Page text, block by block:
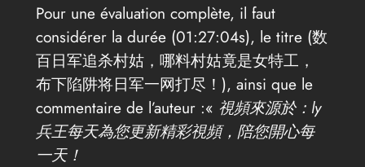
Pour une évaluation complète, il faut
considérer la durée (01:27:04s), le titre (数
百日军追杀村姑，哪料村姑竟是女特工，
布下陷阱将日军一网打尽！), ainsi que le
commentaire de l’auteur :« 視頻來源於：ly
兵王每天為您更新精彩視頻，陪您開心每
一天！